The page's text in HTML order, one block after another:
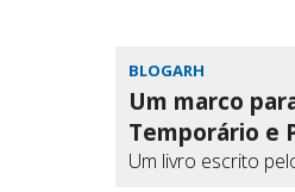
BLOGARH
Um marco
Temporário e
Um livro escrito